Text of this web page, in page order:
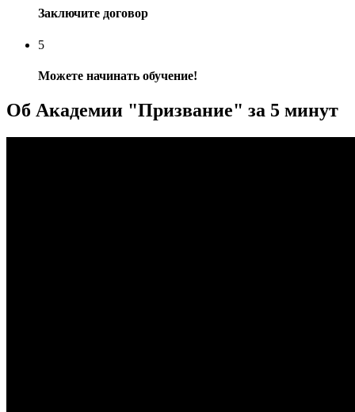
Заключите договор
5
Можете начинать обучение!
Об Академии "Призвание" за 5 минут